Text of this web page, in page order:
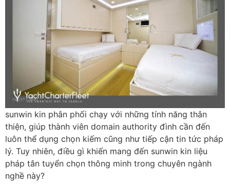
sunwin kin phân phối chạy với những tính năng thân
thiện, giúp thành viên domain authority đình cần đến
luôn thể dụng chọn kiếm cũng như tiếp cận tin tức pháp
lý. Tuy nhiên, điều gì khiến mang đến sunwin kin liệu
pháp tân tuyển chọn thông minh trong chuyên ngành
nghề này?